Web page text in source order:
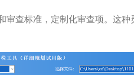
审查标准，定制化审查项。这